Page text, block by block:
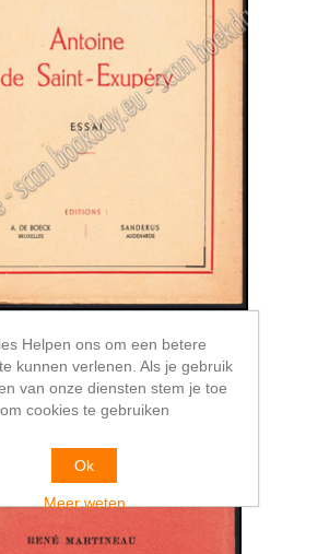
de Saint-Exupéry: essai
€24,00
Helpen ons om een betere
kunnen verlenen. Als je gebruik
van onze diensten stem je toe
om cookies te gebruiken
Ok
Meer weten